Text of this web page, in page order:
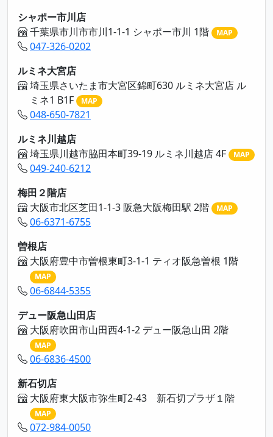
シャポー市川店
千葉県市川市市川1-1-1 シャポー市川 1階
MAP
047-326-0202
ルミネ大宮店
埼玉県さいたま市大宮区錦町630 ルミネ大宮店 ル
ミネ1 B1F
MAP
048-650-7821
ルミネ川越店
埼玉県川越市脇田本町39-19 ルミネ川越店 4F
MAP
049-240-6212
梅田２階店
大阪市北区芝田1-1-3 阪急大阪梅田駅 2階
MAP
06-6371-6755
曽根店
大阪府豊中市曽根東町3-1-1 ティオ阪急曽根 1階
MAP
06-6844-5355
デュー阪急山田店
大阪府吹田市山田西4-1-2 デュー阪急山田 2階
MAP
06-6836-4500
新石切店
大阪府東大阪市弥生町2-43 新石切プラザ１階
MAP
072-984-0050